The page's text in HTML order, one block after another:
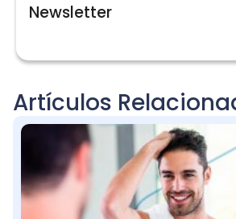
Newsletter
Artículos